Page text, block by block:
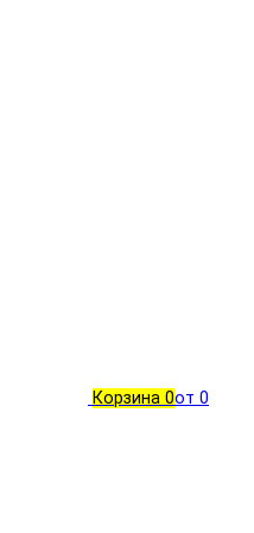
Корзина 0от 0